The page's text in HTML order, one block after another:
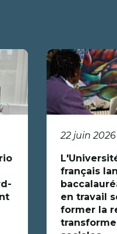
22 juin 2026
français
en travail
former la